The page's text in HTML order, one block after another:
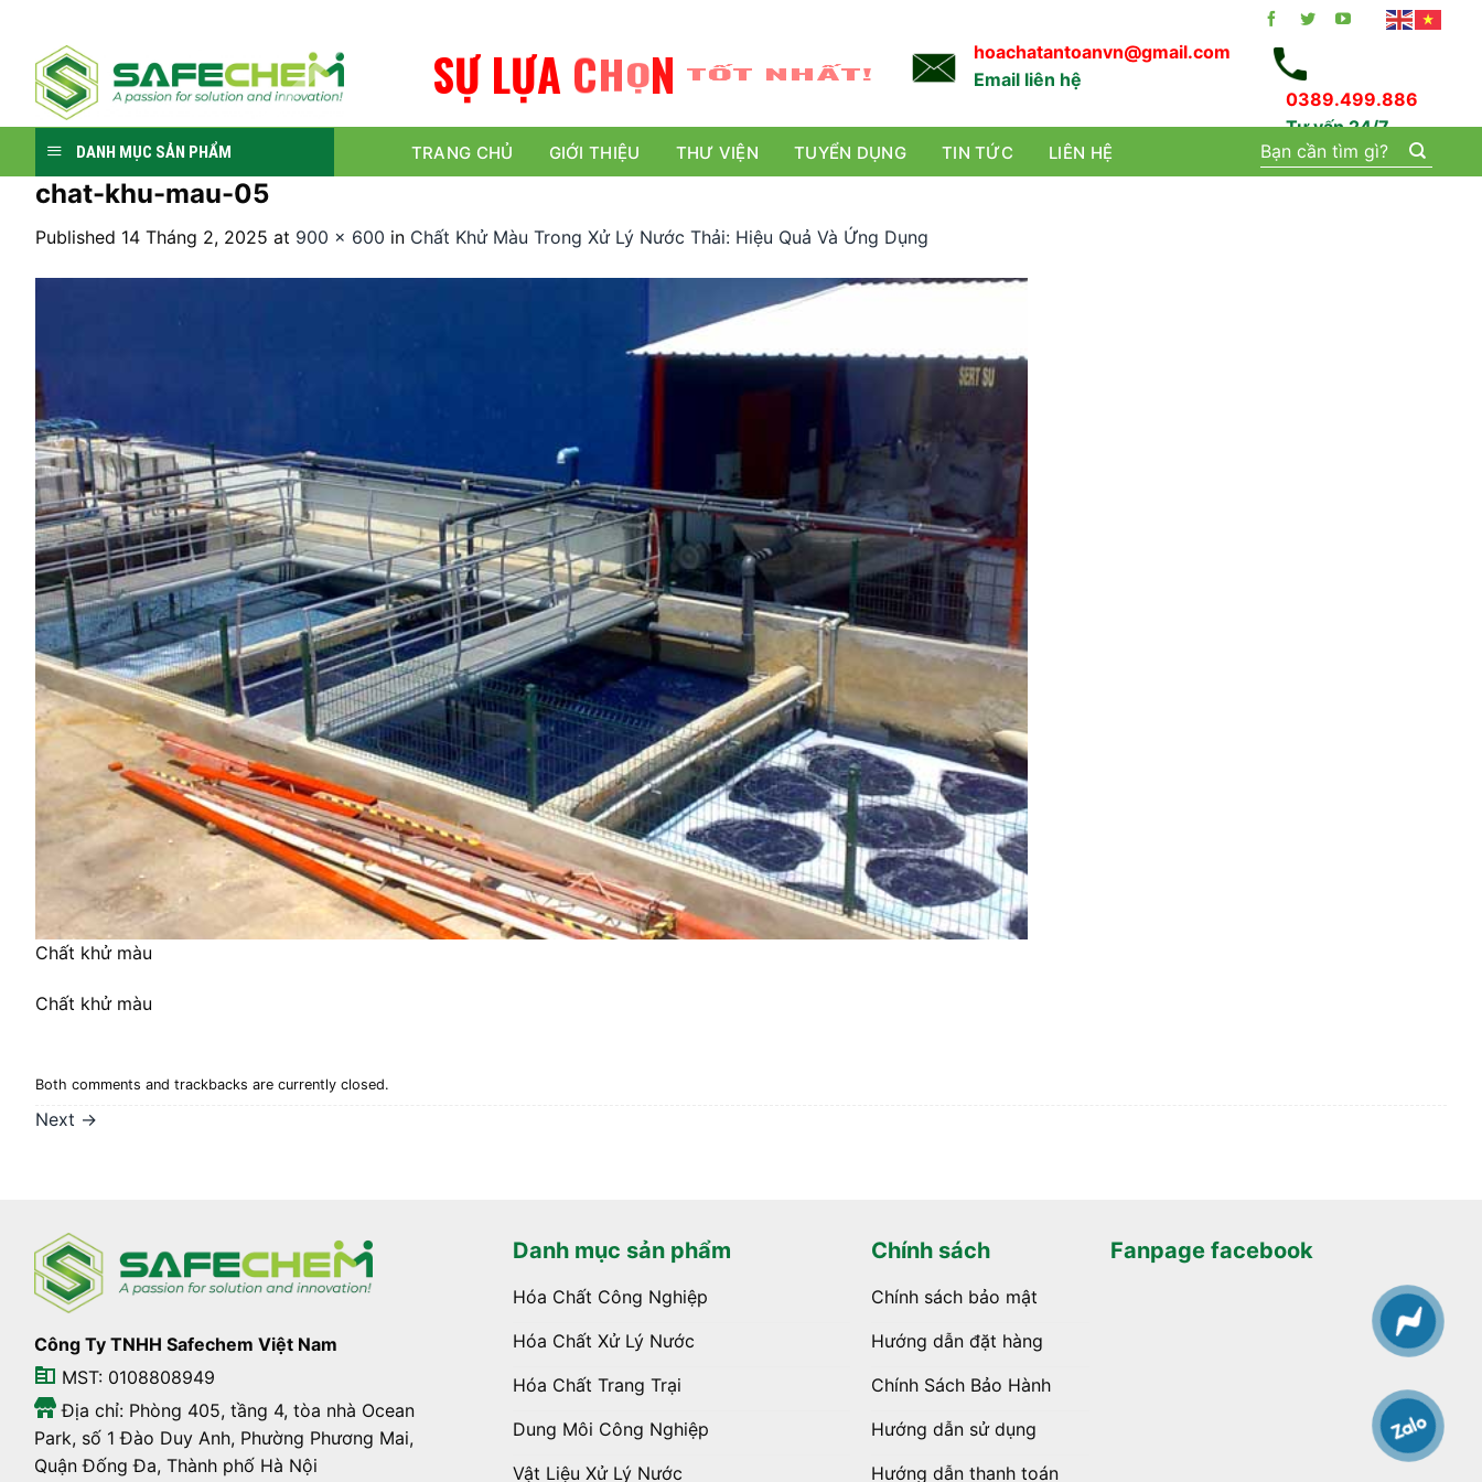
content
SỰ LỰA CHỌN TỐT NHẤT!
hoachatantoanvn@gmail.com
Email liên hệ
0389.499.886
Tư vấn 24/7
DANH MỤC SẢN PHẨM TRANG CHỦ GIỚI THIỆU THƯ VIỆN TUYỂN DỤNG TIN TỨC LIÊN HỆ
Tìm
kiếm:
chat-khu-mau-05
Published 14 Tháng 2, 2025 at 900 × 600 in Chất Khử Màu Trong Xử Lý Nước Thải: Hiệu Quả Và Ứng Dụng
Chất khử màu
Chất khử màu
Both comments and trackbacks are currently closed.
Next →
Công Ty TNHH Safechem Việt Nam
MST: 0108808949
Địa chỉ: Phòng 405, tầng 4, tòa nhà Ocean
Park, số 1 Đào Duy Anh, Phường Phương Mai,
Quận Đống Đa, Thành phố Hà Nội
Danh mục sản phẩm
Hóa Chất Công Nghiệp
Hóa Chất Xử Lý Nước
Hóa Chất Trang Trại
Dung Môi Công Nghiệp
Vật Liệu Xử Lý Nước
Chính sách
Chính sách bảo mật
Hướng dẫn đặt hàng
Chính Sách Bảo Hành
Hướng dẫn sử dụng
Hướng dẫn thanh toán
Fanpage facebook